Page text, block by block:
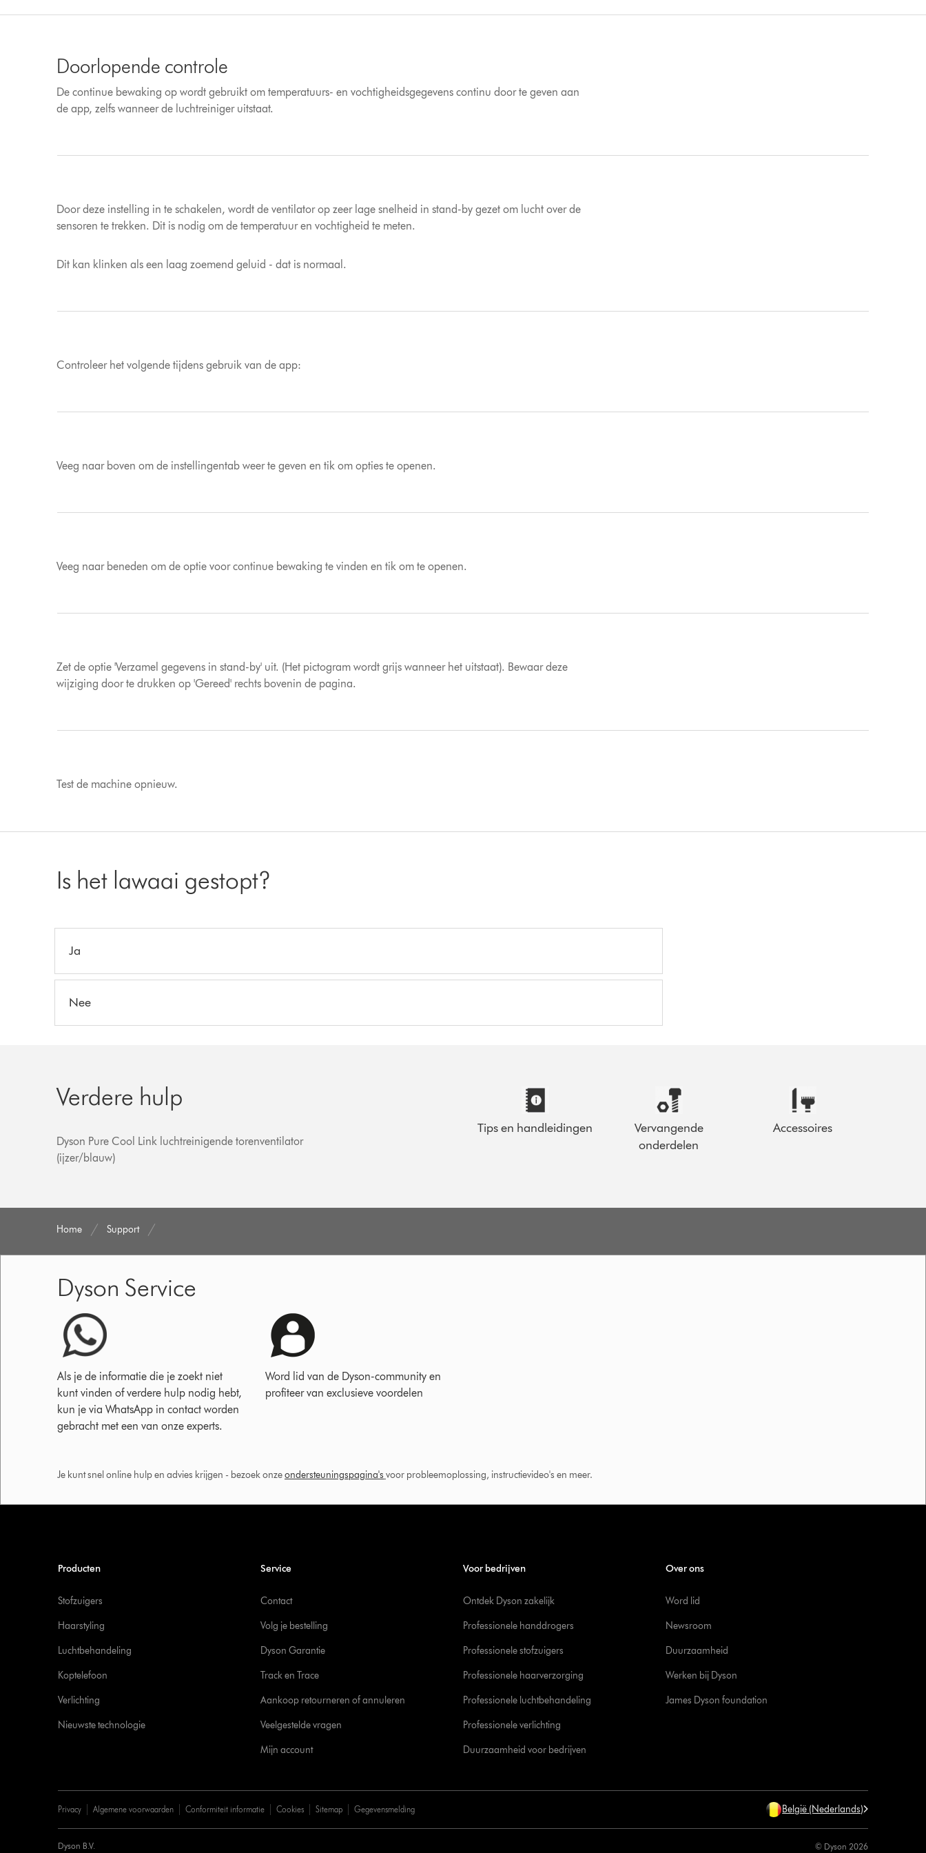
Doorlopende controle
De continue bewaking op wordt gebruikt om temperatuurs- en vochtigheidsgegevens continu door te geven aan
de app, zelfs wanneer de luchtreiniger uitstaat.
Door deze instelling in te schakelen, wordt de ventilator op zeer lage snelheid in stand-by gezet om lucht over de
sensoren te trekken. Dit is nodig om de temperatuur en vochtigheid te meten.
Dit kan klinken als een laag zoemend geluid - dat is normaal.
Controleer het volgende tijdens gebruik van de app:
Veeg naar boven om de instellingentab weer te geven en tik om opties te openen.
Veeg naar beneden om de optie voor continue bewaking te vinden en tik om te openen.
Zet de optie 'Verzamel gegevens in stand-by' uit. (Het pictogram wordt grijs wanneer het uitstaat). Bewaar deze
wijziging door te drukken op 'Gereed' rechts bovenin de pagina.
Test de machine opnieuw.
Is het lawaai gestopt?
Ja
Nee
Verdere hulp
Dyson Pure Cool Link luchtreinigende torenventilator
(ijzer/blauw)
Tips en handleidingen
Vervangende
onderdelen
Accessoires
Home Support
Dyson Service
Als je de informatie die je zoekt niet
kunt vinden of verdere hulp nodig hebt,
kun je via WhatsApp in contact worden
gebracht met een van onze experts.
Word lid van de Dyson-community en
profiteer van exclusieve voordelen
Je kunt snel online hulp en advies krijgen - bezoek onzeondersteuningspagina's voor probleemoplossing, instructievideo's en meer.
Producten
Stofzuigers
Haarstyling
Luchtbehandeling
Koptelefoon
Verlichting
Nieuwste technologie
Service
Contact
Volg je bestelling
Dyson Garantie
Track en Trace
Aankoop retourneren of annuleren
Veelgestelde vragen
Mijn account
Voor bedrijven
Ontdek Dyson zakelijk
Professionele handdrogers
Professionele stofzuigers
Professionele haarverzorging
Professionele luchtbehandeling
Professionele verlichting
Duurzaamheid voor bedrijven
Over ons
Word lid
Newsroom
Duurzaamheid
Werken bij Dyson
James Dyson foundation
Privacy Algemene voorwaarden Conformiteit informatie Cookies Sitemap Gegevensmelding België (Nederlands)
Dyson B.V. © Dyson 2026